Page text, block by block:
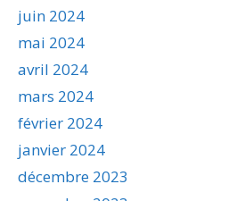
juin 2024
mai 2024
avril 2024
mars 2024
février 2024
janvier 2024
décembre 2023